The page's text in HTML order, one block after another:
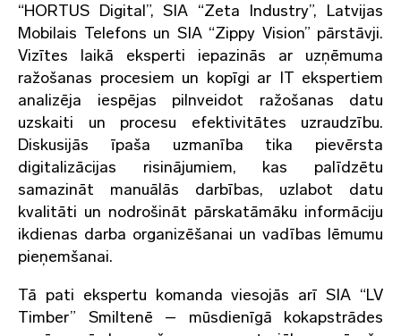
“HORTUS Digital”, SIA “Zeta Industry”, Latvijas
Mobilais Telefons un SIA “Zippy Vision” pārstāvji.
Vizītes laikā eksperti iepazinās ar uzņēmuma
ražošanas procesiem un kopīgi ar IT ekspertiem
analizēja iespējas pilnveidot ražošanas datu
uzskaiti un procesu efektivitātes uzraudzību.
Diskusijās īpaša uzmanība tika pievērsta
digitalizācijas risinājumiem, kas palīdzētu
samazināt manuālās darbības, uzlabot datu
kvalitāti un nodrošināt pārskatāmāku informāciju
ikdienas darba organizēšanai un vadības lēmumu
pieņemšanai.
Tā pati ekspertu komanda viesojās arī SIA “LV
Timber” Smiltenē – mūsdienīgā kokapstrādes